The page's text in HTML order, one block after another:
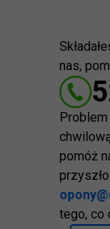
nas,
pomóż
tego, co